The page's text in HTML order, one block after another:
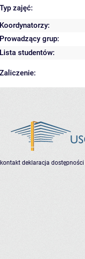
Typ zajęć:
Koordynatorzy:
Prowadzący grup:
Lista studentów:
Zaliczenie:
kontakt deklaracja dostępności